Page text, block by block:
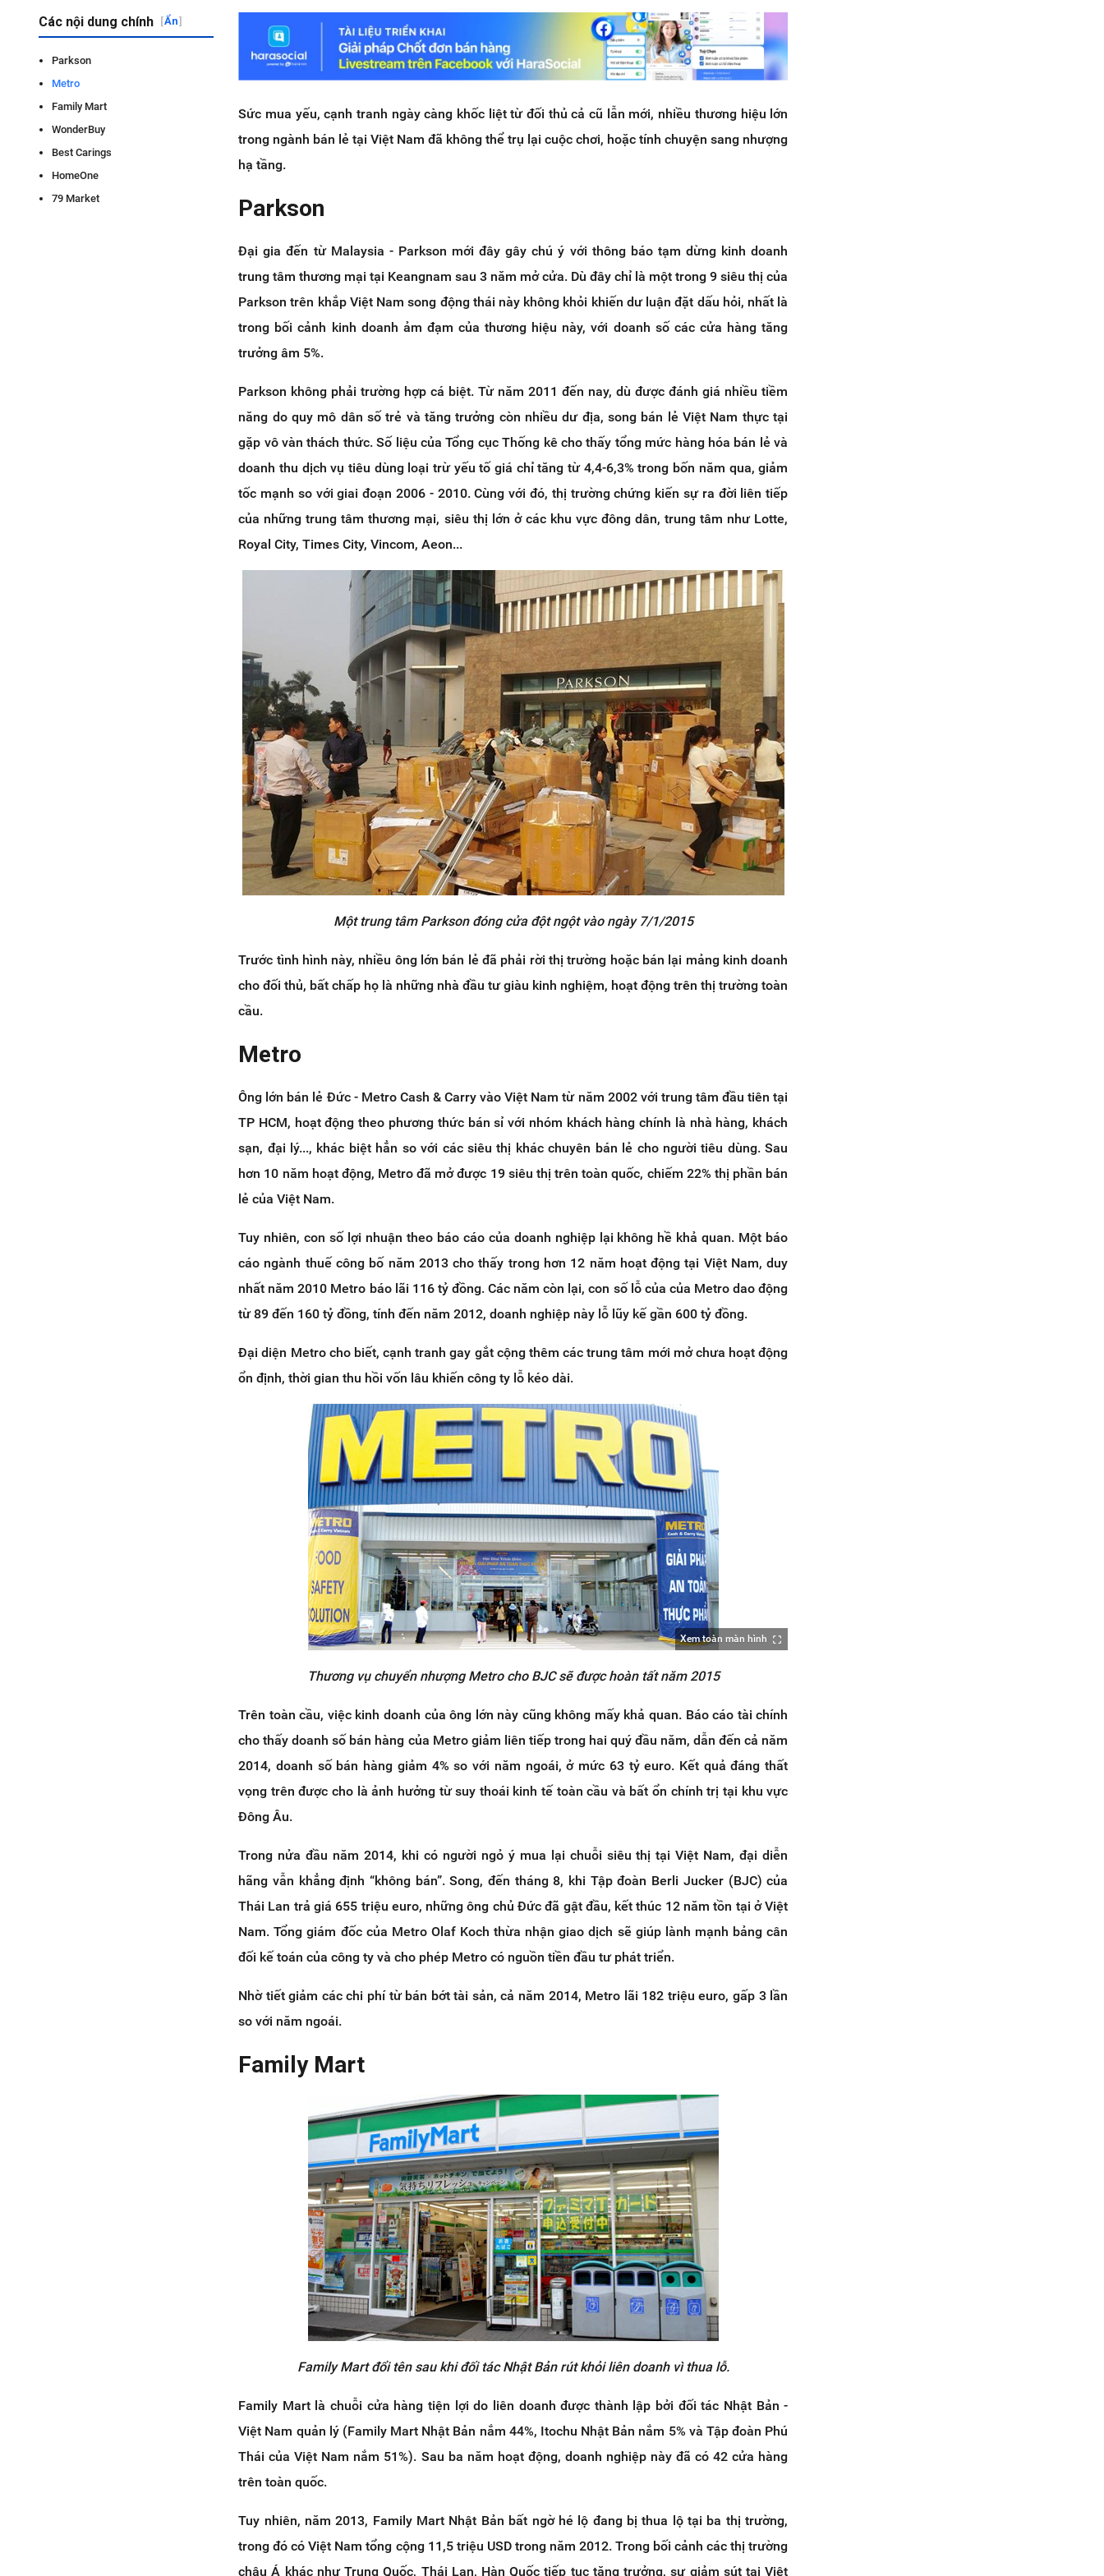
Các nội dung chính [Ẩn]
Parkson
Metro
Family Mart
WonderBuy
Best Carings
HomeOne
79 Market
Sức mua yếu, cạnh tranh ngày càng khốc liệt từ đối thủ cả cũ lẫn mới, nhiều thương hiệu lớn
trong ngành bán lẻ tại Việt Nam đã không thể trụ lại cuộc chơi, hoặc tính chuyện sang nhượng
hạ tầng.
Parkson
Đại gia đến từ Malaysia - Parkson mới đây gây chú ý với thông báo tạm dừng kinh doanh
trung tâm thương mại tại Keangnam sau 3 năm mở cửa. Dù đây chỉ là một trong 9 siêu thị của
Parkson trên khắp Việt Nam song động thái này không khỏi khiến dư luận đặt dấu hỏi, nhất là
trong bối cảnh kinh doanh ảm đạm của thương hiệu này, với doanh số các cửa hàng tăng
trưởng âm 5%.
Parkson không phải trường hợp cá biệt. Từ năm 2011 đến nay, dù được đánh giá nhiều tiềm
năng do quy mô dân số trẻ và tăng trưởng còn nhiều dư địa, song bán lẻ Việt Nam thực tại
gặp vô vàn thách thức. Số liệu của Tổng cục Thống kê cho thấy tổng mức hàng hóa bán lẻ và
doanh thu dịch vụ tiêu dùng loại trừ yếu tố giá chỉ tăng từ 4,4-6,3% trong bốn năm qua, giảm
tốc mạnh so với giai đoạn 2006 - 2010. Cùng với đó, thị trường chứng kiến sự ra đời liên tiếp
của những trung tâm thương mại, siêu thị lớn ở các khu vực đông dân, trung tâm như Lotte,
Royal City, Times City, Vincom, Aeon...
Một trung tâm Parkson đóng cửa đột ngột vào ngày 7/1/2015
Trước tình hình này, nhiều ông lớn bán lẻ đã phải rời thị trường hoặc bán lại mảng kinh doanh
cho đối thủ, bất chấp họ là những nhà đầu tư giàu kinh nghiệm, hoạt động trên thị trường toàn
cầu.
Metro
Ông lớn bán lẻ Đức - Metro Cash & Carry vào Việt Nam từ năm 2002 với trung tâm đầu tiên tại
TP HCM, hoạt động theo phương thức bán sỉ với nhóm khách hàng chính là nhà hàng, khách
sạn, đại lý..., khác biệt hẳn so với các siêu thị khác chuyên bán lẻ cho người tiêu dùng. Sau
hơn 10 năm hoạt động, Metro đã mở được 19 siêu thị trên toàn quốc, chiếm 22% thị phần bán
lẻ của Việt Nam.
Tuy nhiên, con số lợi nhuận theo báo cáo của doanh nghiệp lại không hề khả quan. Một báo
cáo ngành thuế công bố năm 2013 cho thấy trong hơn 12 năm hoạt động tại Việt Nam, duy
nhất năm 2010 Metro báo lãi 116 tỷ đồng. Các năm còn lại, con số lỗ của của Metro dao động
từ 89 đến 160 tỷ đồng, tính đến năm 2012, doanh nghiệp này lỗ lũy kế gần 600 tỷ đồng.
Đại diện Metro cho biết, cạnh tranh gay gắt cộng thêm các trung tâm mới mở chưa hoạt động
ổn định, thời gian thu hồi vốn lâu khiến công ty lỗ kéo dài.
Xem toàn màn hình
Thương vụ chuyển nhượng Metro cho BJC sẽ được hoàn tất năm 2015
Trên toàn cầu, việc kinh doanh của ông lớn này cũng không mấy khả quan. Báo cáo tài chính
cho thấy doanh số bán hàng của Metro giảm liên tiếp trong hai quý đầu năm, dẫn đến cả năm
2014, doanh số bán hàng giảm 4% so với năm ngoái, ở mức 63 tỷ euro. Kết quả đáng thất
vọng trên được cho là ảnh hưởng từ suy thoái kinh tế toàn cầu và bất ổn chính trị tại khu vực
Đông Âu.
Trong nửa đầu năm 2014, khi có người ngỏ ý mua lại chuỗi siêu thị tại Việt Nam, đại diễn
hãng vẫn khẳng định “không bán”. Song, đến tháng 8, khi Tập đoàn Berli Jucker (BJC) của
Thái Lan trả giá 655 triệu euro, những ông chủ Đức đã gật đầu, kết thúc 12 năm tồn tại ở Việt
Nam. Tổng giám đốc của Metro Olaf Koch thừa nhận giao dịch sẽ giúp lành mạnh bảng cân
đối kế toán của công ty và cho phép Metro có nguồn tiền đầu tư phát triển.
Nhờ tiết giảm các chi phí từ bán bớt tài sản, cả năm 2014, Metro lãi 182 triệu euro, gấp 3 lần
so với năm ngoái.
Family Mart
Family Mart đổi tên sau khi đối tác Nhật Bản rút khỏi liên doanh vì thua lỗ.
Family Mart là chuỗi cửa hàng tiện lợi do liên doanh được thành lập bởi đối tác Nhật Bản -
Việt Nam quản lý (Family Mart Nhật Bản nắm 44%, Itochu Nhật Bản nắm 5% và Tập đoàn Phú
Thái của Việt Nam nắm 51%). Sau ba năm hoạt động, doanh nghiệp này đã có 42 cửa hàng
trên toàn quốc.
Tuy nhiên, năm 2013, Family Mart Nhật Bản bất ngờ hé lộ đang bị thua lộ tại ba thị trường,
trong đó có Việt Nam tổng cộng 11,5 triệu USD trong năm 2012. Trong bối cảnh các thị trường
châu Á khác như Trung Quốc, Thái Lan, Hàn Quốc tiếp tục tăng trưởng, sự giảm sút tại Việt